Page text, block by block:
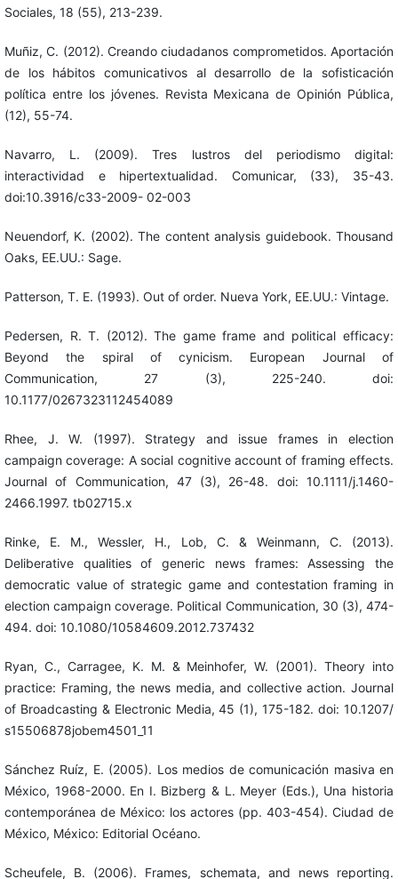
Sociales, 18 (55), 213-239.
Muñiz, C. (2012). Creando ciudadanos comprometidos. Aportación
de los hábitos comunicativos al desarrollo de la sofisticación
política entre los jóvenes. Revista Mexicana de Opinión Pública,
(12), 55-74.
Navarro, L. (2009). Tres lustros del periodismo digital:
interactividad e hipertextualidad. Comunicar, (33), 35-43.
doi:10.3916/c33-2009- 02-003
Neuendorf, K. (2002). The content analysis guidebook. Thousand
Oaks, EE.UU.: Sage.
Patterson, T. E. (1993). Out of order. Nueva York, EE.UU.: Vintage.
Pedersen, R. T. (2012). The game frame and political efficacy:
Beyond the spiral of cynicism. European Journal of
Communication, 27 (3), 225-240. doi:
10.1177/0267323112454089
Rhee, J. W. (1997). Strategy and issue frames in election
campaign coverage: A social cognitive account of framing effects.
Journal of Communication, 47 (3), 26-48. doi: 10.1111/j.1460-
2466.1997. tb02715.x
Rinke, E. M., Wessler, H., Lob, C. & Weinmann, C. (2013).
Deliberative qualities of generic news frames: Assessing the
democratic value of strategic game and contestation framing in
election campaign coverage. Political Communication, 30 (3), 474-
494. doi: 10.1080/10584609.2012.737432
Ryan, C., Carragee, K. M. & Meinhofer, W. (2001). Theory into
practice: Framing, the news media, and collective action. Journal
of Broadcasting & Electronic Media, 45 (1), 175-182. doi: 10.1207/
s15506878jobem4501_11
Sánchez Ruíz, E. (2005). Los medios de comunicación masiva en
México, 1968-2000. En I. Bizberg & L. Meyer (Eds.), Una historia
contemporánea de México: los actores (pp. 403-454). Ciudad de
México, México: Editorial Océano.
Scheufele, B. (2006). Frames, schemata, and news reporting.